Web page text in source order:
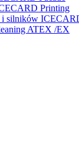
Printing
i silników
ATEX /EX